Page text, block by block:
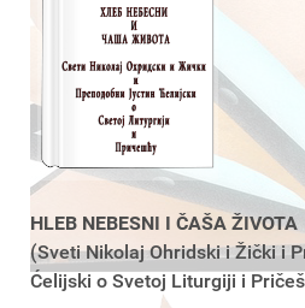
HLEB NEBESNI I ČAŠA ŽIVOTA
(Sveti Nikolaj Ohridski i Žički i
Ćelijski o Svetoj Liturgiji i